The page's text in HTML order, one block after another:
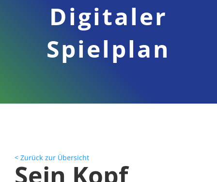
Digitaler
Spielplan
< Zurück zur Übersicht
Sein Kopf